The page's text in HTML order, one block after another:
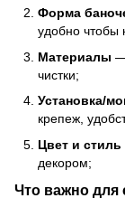
Форма
удобно чтобы
Материалы —
чистки;
Установка/
крепеж,
Цвет и стиль
декором;
Что важно для